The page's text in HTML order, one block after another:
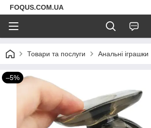
FOQUS.COM.UA
Товари та послуги Анальні іграшки
–5%